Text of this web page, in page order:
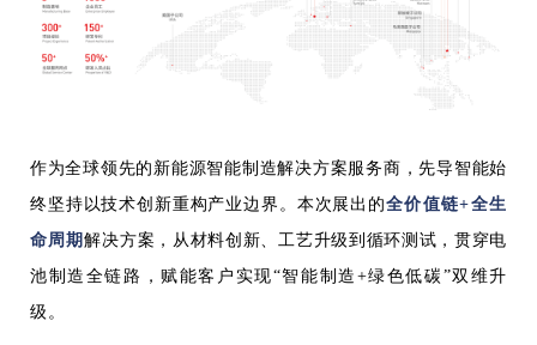
作为全球领先的新能源智能制造解决方案服务商，先导智能始
终坚持以技术创新重构产业边界。本次展出的‌全价值链+全生
命周期解决方案‌，从材料创新、工艺升级到循环测试，贯穿电
池制造全链路，赋能客户实现“智能制造+绿色低碳”双维升
级。